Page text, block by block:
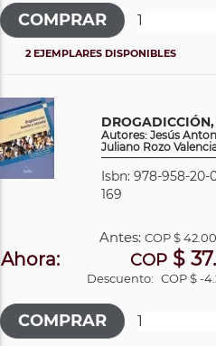
2 EJEMPLARES DISPONIBLES
Autores: Jesús
Juliano Rozo
Isbn: 978-958-20-
169
Antes: COP$
Ahora: COP $
Descuento: COP $ -